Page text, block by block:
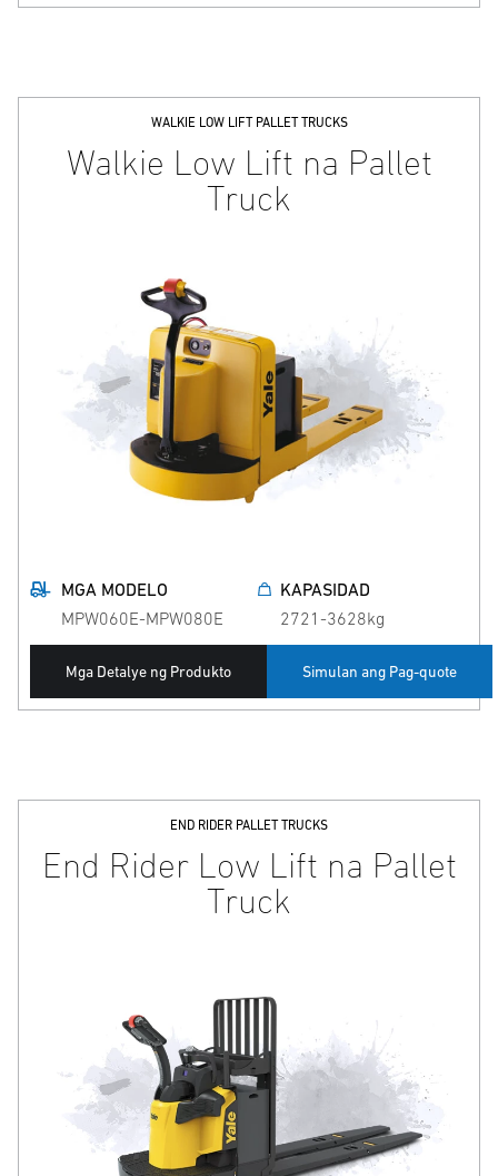
WALKIE LOW LIFT PALLET TRUCKS
Walkie Low Lift na Pallet
Truck
MGA MODELO
MPW060E-MPW080E
KAPASIDAD
2721-3628kg
Mga Detalye ng Produkto Simulan ang Pag-quote
END RIDER PALLET TRUCKS
End Rider Low Lift na Pallet
Truck